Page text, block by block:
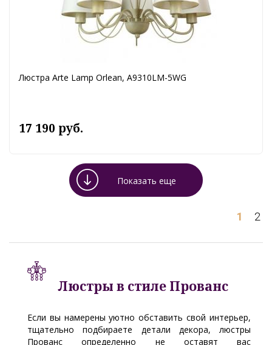
Люстра Arte Lamp Orlean, A9310LM-5WG
17 190 руб.
Показать еще
1 2
Люстры в стиле Прованс
Если вы намерены уютно обставить свой интерьер,
тщательно подбираете детали декора, люстры
Прованс определенно не оставят вас